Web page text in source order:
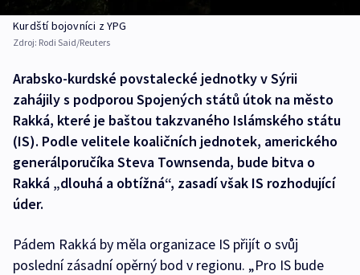
Kurdští bojovníci z YPG
Zdroj: Rodi Said/Reuters
Arabsko-kurdské povstalecké jednotky v Sýrii
zahájily s podporou Spojených států útok na město
Rakká, které je baštou takzvaného Islámského státu
(IS). Podle velitele koaličních jednotek, amerického
generálporučíka Steva Townsenda, bude bitva o
Rakká „dlouhá a obtížná“, zasadí však IS rozhodující
úder.
Pádem Rakká by měla organizace IS přijít o svůj
poslední zásadní opěrný bod v regionu. „Pro IS bude